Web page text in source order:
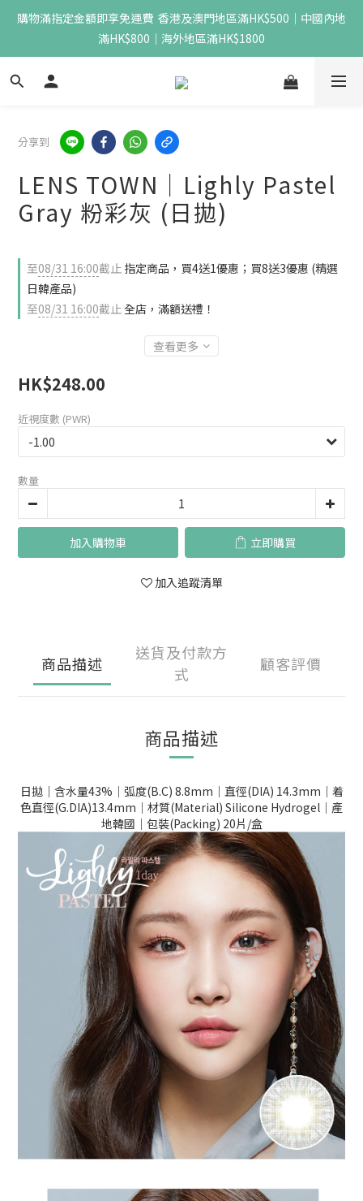
購物滿指定金額即享免運費  香港及澳門地區滿HK$500｜中國內地
滿HK$800｜海外地區滿HK$1800
分享到
LENS TOWN｜Lighly Pastel
Gray 粉彩灰 (日拋)
至08/31 16:00截止 指定商品，買4送1優惠；買8送3優惠 (精選
日韓產品)
至08/31 16:00截止全店，滿額送禮！
查看更多
HK$248.00
近視度數 (PWR)
數量
加入購物車 立即購買
加入追蹤清單
商品描述
送貨及付款方
式
顧客評價
商品描述
日拋｜含水量43%｜弧度(B.C) 8.8mm｜直徑(DIA) 14.3mm｜着
色直徑(G.DIA)13.4mm｜材質(Material) Silicone Hydrogel｜產
地韓國｜包裝(Packing) 20片/盒